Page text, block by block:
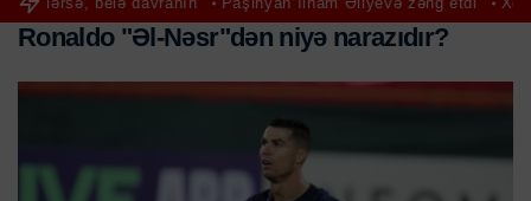
Ronaldo "Əl-Nəsr"dən niyə narazıdır?